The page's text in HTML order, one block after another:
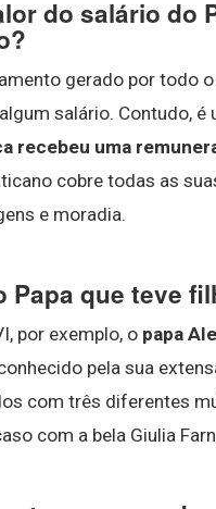
do salário do
gerado por todo
salário. Contudo, é
recebeu uma
cobre todas as
e moradia.
Papa que teve
por exemplo, o papa
pela sua
com três diferentes
com a bela Giulia